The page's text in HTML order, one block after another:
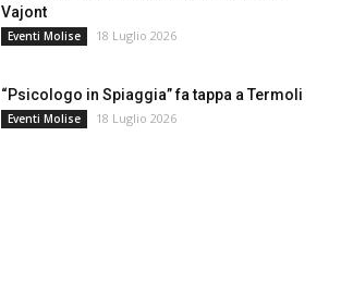
Vajont
Eventi Molise 18 Luglio 2026
“Psicologo in Spiaggia” fa tappa a Termoli
Eventi Molise 18 Luglio 2026